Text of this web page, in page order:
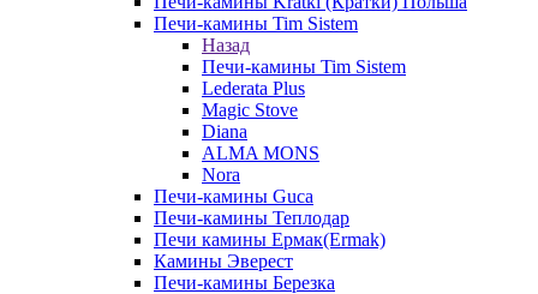
Печи-камины Tim Sistem
Назад
Печи-камины Tim Sistem
Lederata Plus
Magic Stove
Diana
ALMA MONS
Nora
Печи-камины Guca
Печи-камины Теплодар
Печи камины Ермак(Ermak)
Камины Эверест
Печи-камины Березка